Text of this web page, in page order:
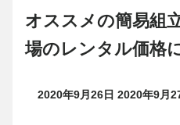
オススメの簡易組
場のレンタル価格
2020年9月26日 2020年9月